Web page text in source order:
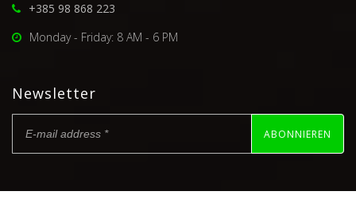
+385 98 868 223
Monday - Friday: 8 AM - 6 PM
Newsletter
ABONNIEREN